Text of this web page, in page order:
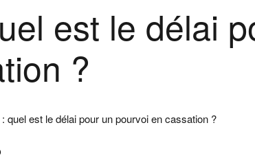
est le délai
?
quel est le délai pour un pourvoi en cassation ?